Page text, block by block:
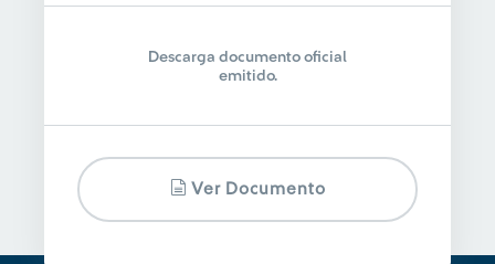
Descarga documento oficial
emitido.
Ver Documento